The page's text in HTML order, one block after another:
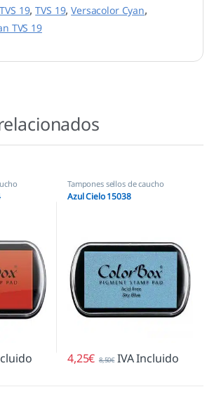
19,TVS 19,Versacolor Cyan,
TVS 19
Tampones sellos de caucho
Azul Cielo 15038
4,25€ 8,50€ IVA Incluido